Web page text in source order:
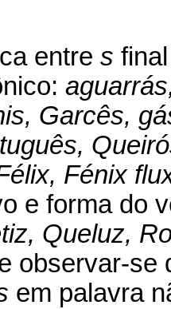
entre s
Garcês,
Fénix
e forma do
Queluz,
observar-
em palavra